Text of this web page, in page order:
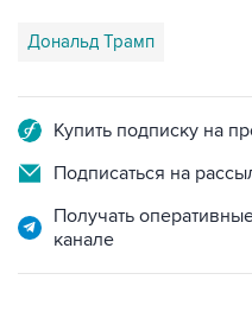
Дональд Трамп
Купить подписку на
Подписаться на
Получать
канале